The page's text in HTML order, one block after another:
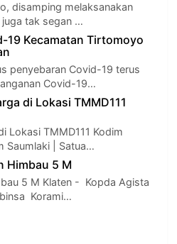
disamping melaksanakan
tak segan …
19 Kecamatan Tirtomoyo
penyebaran Covid-19 terus
Covid-19…
di Lokasi TMMD111
Lokasi TMMD111 Kodim
Saumlaki | Satua…
Himbau 5 M
5 M Klaten - Kopda Agista
Korami…